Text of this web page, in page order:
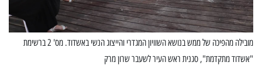
מובילה מהפיכה של ממש בנושא השוויון המגדרי והייצוג הנשי באשדוד. מס' 2 ברשימת
"אשדוד מתקדמת", סגנית ראש העיר לשעבר שרון מרק